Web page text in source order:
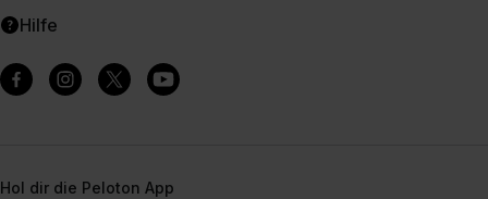
Hilfe
Hol dir die Peloton App